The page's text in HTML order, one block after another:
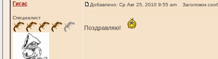
Гигас
Специалист
Добавлено: Ср Авг 25, 2010 9:55 am Заголовок
Поздравляю!